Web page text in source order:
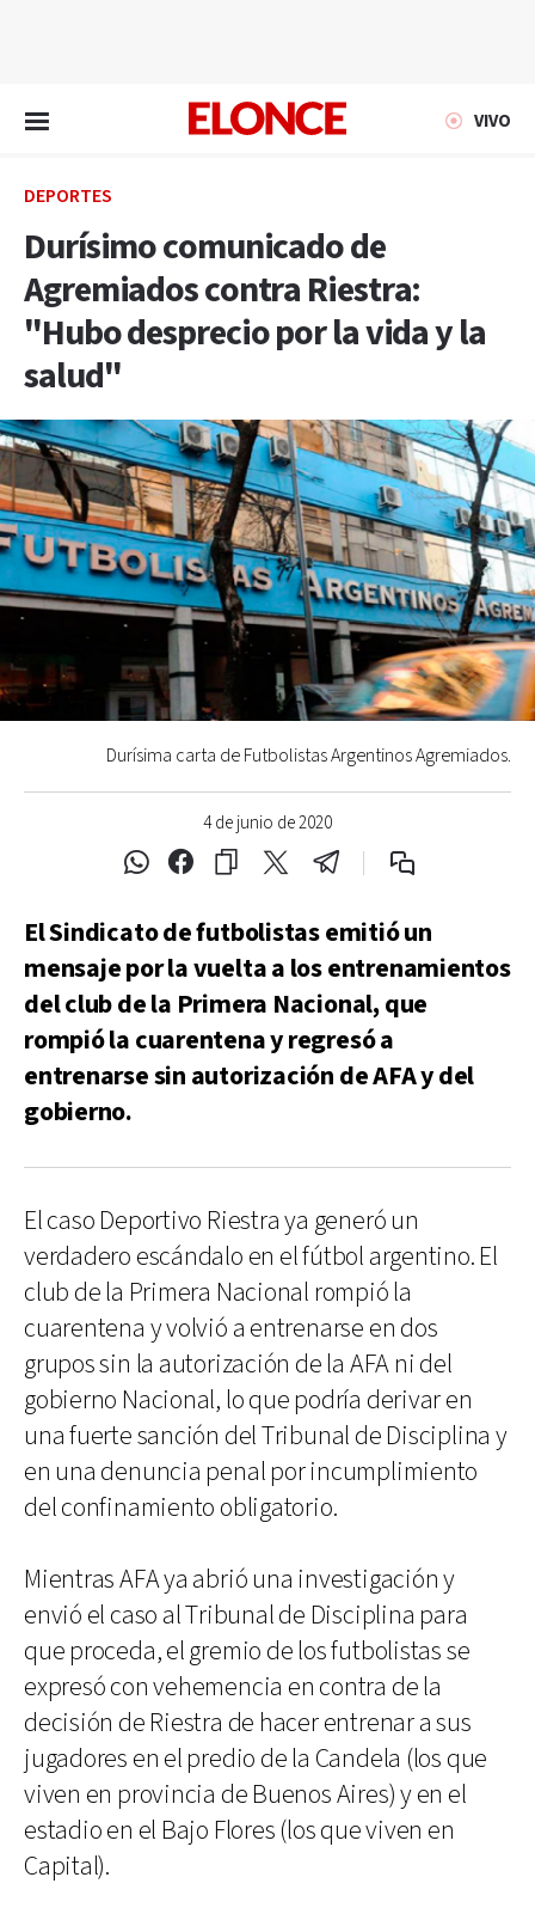
VIVO
DEPORTES
Durísimo comunicado de
Agremiados contra Riestra:
"Hubo desprecio por la vida y la
salud"
4 de junio de 2020
Durísima carta de Futbolistas Argentinos Agremiados.
El Sindicato de futbolistas emitió un
mensaje por la vuelta a los entrenamientos
del club de la Primera Nacional, que
rompió la cuarentena y regresó a
entrenarse sin autorización de AFA y del
gobierno.
El caso Deportivo Riestra ya generó un
verdadero escándalo en el fútbol argentino. El
club de la Primera Nacional rompió la
cuarentena y volvió a entrenarse en dos
grupos sin la autorización de la AFA ni del
gobierno Nacional, lo que podría derivar en
una fuerte sanción del Tribunal de Disciplina y
en una denuncia penal por incumplimiento
del confinamiento obligatorio.
Mientras AFA ya abrió una investigación y
envió el caso al Tribunal de Disciplina para
que proceda, el gremio de los futbolistas se
expresó con vehemencia en contra de la
decisión de Riestra de hacer entrenar a sus
jugadores en el predio de la Candela (los que
viven en provincia de Buenos Aires) y en el
estadio en el Bajo Flores (los que viven en
Capital).